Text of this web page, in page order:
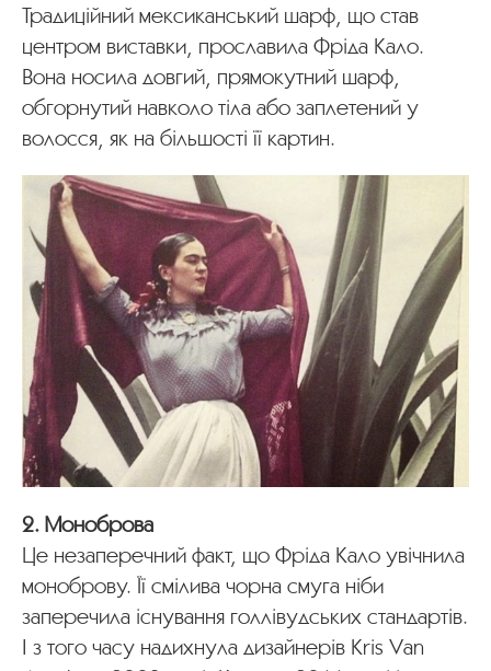
Традиційний мексиканський шарф, що став
центром виставки, прославила Фріда Кало.
Вона носила довгий, прямокутний шарф,
обгорнутий навколо тіла або заплетений у
волосся, як на більшості її картин.
2. Моноброва
Це незаперечний факт, що Фріда Кало увічнила
моноброву. Її смілива чорна смуга ніби
заперечила існування голлівудських стандартів.
І з того часу надихнула дизайнерів Kris Van